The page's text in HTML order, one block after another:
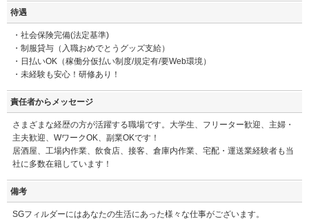
待遇
・社会保険完備(法定基準)
・制服貸与（入職おめでとうグッズ支給）
・日払いOK（稼働分仮払い制度/規定有/要Web環境）
・未経験も安心！研修あり！
責任者からメッセージ
さまざまな経歴の方が活躍する職場です。大学生、フリーター歓迎、主婦・
主夫歓迎、WワークOK、副業OKです！
居酒屋、工場内作業、飲食店、接客、倉庫内作業、宅配・運送業経験者も当
社に多数在籍しています！
備考
SGフィルダーにはあなたの生活にあった様々な仕事がございます。